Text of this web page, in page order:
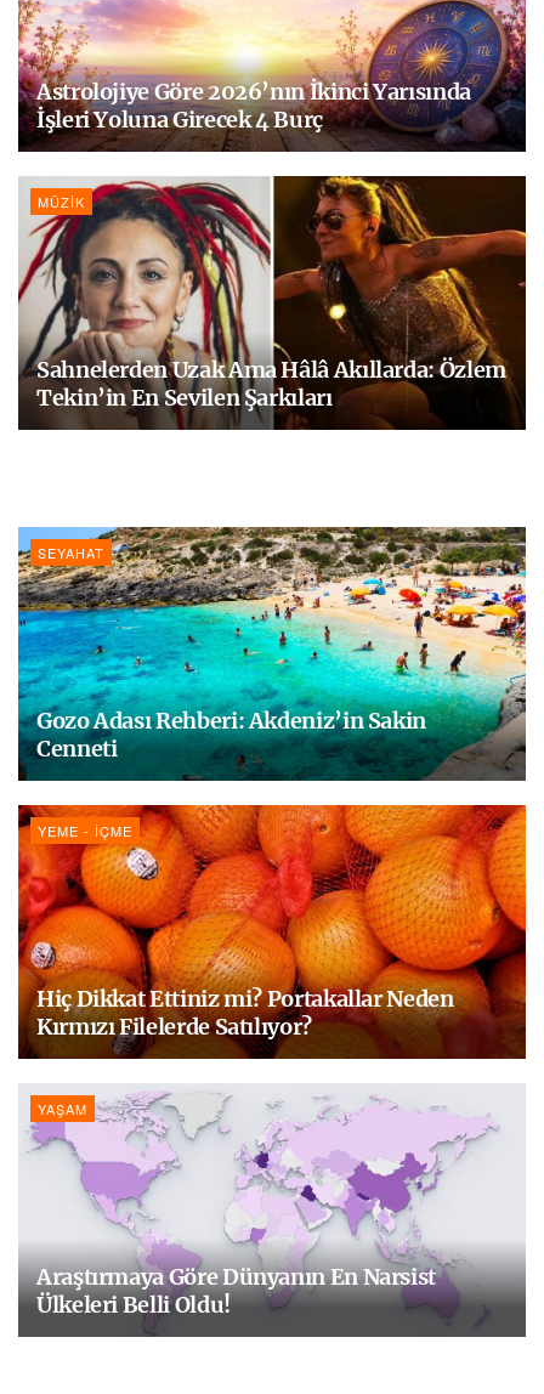
Astrolojiye Göre 2026’nın İkinci Yarısında
İşleri Yoluna Girecek 4 Burç
MÜZIK
Sahnelerden Uzak Ama Hâlâ Akıllarda: Özlem
Tekin’in En Sevilen Şarkıları
SEYAHAT
Gozo Adası Rehberi: Akdeniz’in Sakin
Cenneti
YEME - İÇME
Hiç Dikkat Ettiniz mi? Portakallar Neden
Kırmızı Filelerde Satılıyor?
YAŞAM
Araştırmaya Göre Dünyanın En Narsist
Ülkeleri Belli Oldu!